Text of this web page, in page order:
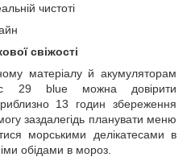
чистоті
свіжості
матеріалу й акумуляторам
29 blue можна довірити
13 годин збереження
заздалегідь планувати меню
морськими делікатесами в
обідами в мороз.